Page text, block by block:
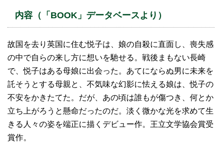
内容（「BOOK」データベースより）
故国を去り英国に住む悦子は、娘の自殺に直面し、喪失感
の中で自らの来し方に想いを馳せる。戦後まもない長崎
で、悦子はある母娘に出会った。あてにならぬ男に未来を
託そうとする母親と、不気味な幻影に怯える娘は、悦子の
不安をかきたてた。だが、あの頃は誰もが傷つき、何とか
立ち上がろうと懸命だったのだ。淡く微かな光を求めて生
きる人々の姿を端正に描くデビュー作。王立文学協会賞受
賞作。